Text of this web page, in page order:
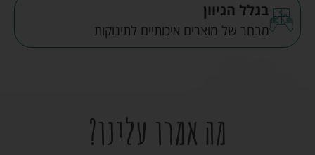
בגלל הגיוון
מבחר של מוצרים איכותיים לתינוקות
מה אמרו עלינו?